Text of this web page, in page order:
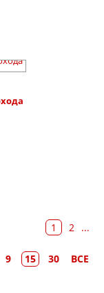
1 2 ...
9 15 30 ВСЕ